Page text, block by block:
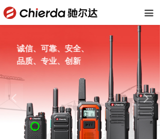
끀
首页
产品中心
下载中心
新闻资讯
联系我们
诚信、可靠、安全、
品质、专业、创新
넳 넲